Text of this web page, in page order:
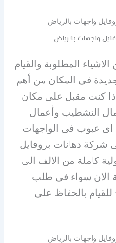
واجهات بالرياض
المطلوبة والقيام
فى المكان من أهم
كنت مقبل على مكان
التشطيب وأعمال
اى عيوب فى الواجهات
شركة دهانات بروفايل
كاملة من الالف الى
الان سواء فى طلب
بالحفاظ على